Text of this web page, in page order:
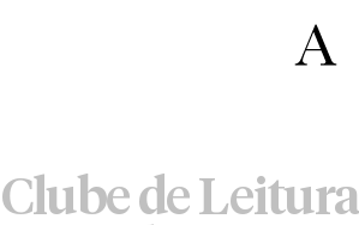
Clube de Leitura